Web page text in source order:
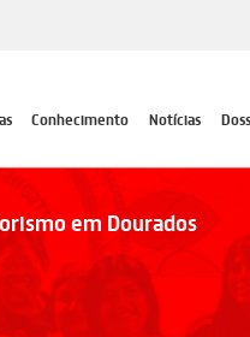
Conhecimento Notícias
em Dourados